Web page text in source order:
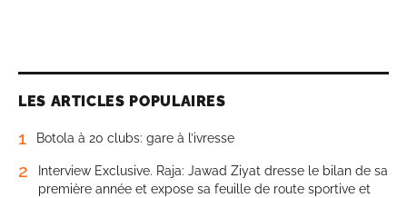
LES ARTICLES POPULAIRES
1 Botola à 20 clubs: gare à l’ivresse
2
Interview Exclusive. Raja: Jawad Ziyat dresse le bilan de sa
première année et expose sa feuille de route sportive et